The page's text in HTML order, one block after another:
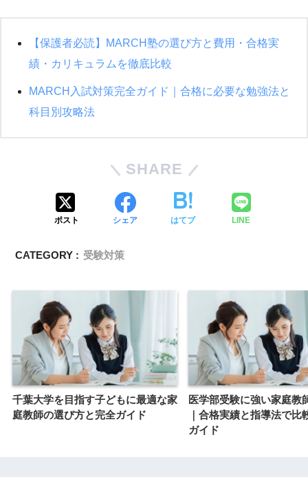
【保護者必読】MARCH塾の選び方と費用・合格実
績・カリキュラムを徹底比較
MARCH入試対策完全ガイド｜合格に必要な勉強法と
科目別攻略法
SHARE
ポスト シェア はてブ LINE
CATEGORY : 受験対策
千葉大学を目指す子どもに最適な家
庭教師の選び方と完全ガイド
医学部受験に強い家庭教
｜合格実績と指導法で比
ガイド